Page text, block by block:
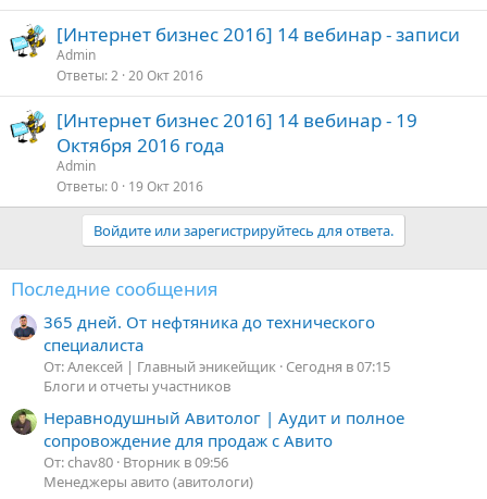
[Интернет бизнес 2016] 14 вебинар - записи
Admin
Ответы 2 20 Окт 2016
[Интернет бизнес 2016] 14 вебинар - 19
Октября 2016 года
Admin
Ответы 0 19 Окт 2016
Войдите или зарегистрируйтесь для ответа.
Последние сообщения
365 дней. От нефтяника до технического
специалиста
От: Алексей | Главный эникейщик Сегодня в 07:15
Блоги и отчеты участников
Неравнодушный Авитолог | Аудит и полное
сопровождение для продаж с Авито
От: chav80 Вторник в 09:56
Менеджеры авито (авитологи)